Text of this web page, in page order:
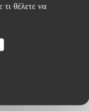
θέλετε να